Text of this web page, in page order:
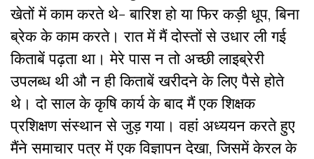
खेतों में काम करते थे- बारिश हो या फिर कड़ी धूप, बिना
ब्रेक के काम करते। रात में मैं दोस्तों से उधार ली गई
किताबें पढ़ता था। मेरे पास न तो अच्छी लाइब्रेरी
उपलब्ध थी औ न ही किताबें खरीदने के लिए पैसे होते
थे। दो साल के कृषि कार्य के बाद मैं एक शिक्षक
प्रशिक्षण संस्थान से जुड़ गया। वहां अध्ययन करते हुए
मैंने समाचार पत्र में एक विज्ञापन देखा, जिसमें केरल के